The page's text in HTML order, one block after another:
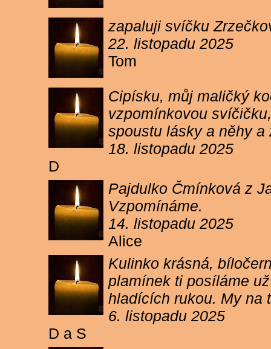
zapaluji svíčku
22. listopadu 2025
Tom
Cipísku, můj maličký
vzpomínkovou
spoustu lásky a něhy
18. listopadu 2025
D
Pajdulko Čmínková z
Vzpomínáme.
14. listopadu 2025
Alice
Kulinko krásná,
plamínek ti posíláme
hladících rukou. My na
6. listopadu 2025
D a S